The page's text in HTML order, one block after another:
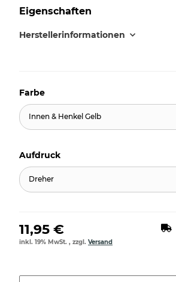
Eigenschaften
Herstellerinformationen
Farbe
Innen & Henkel Gelb
Aufdruck
Dreher
11,95 €
inkl. 19% MwSt. , zzgl. Versand